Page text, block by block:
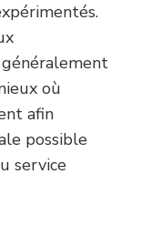
où
afin
possible
service